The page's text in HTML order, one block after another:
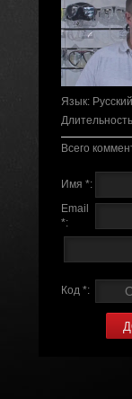
Язык: Русский
Всего
Имя *:
Email
*:
Код *: